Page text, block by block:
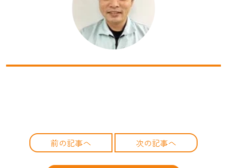
前の記事へ 次の記事へ